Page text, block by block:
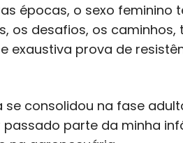
épocas, o sexo
os desafios, os
exaustiva prova de
consolidou na fase
parte da minha